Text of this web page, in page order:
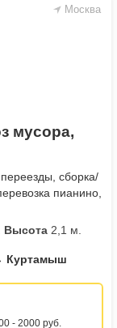
Москва
мусора,
сборка/
пианино,
Высота 2,1 м.
Куртамыш
- 2000 руб.